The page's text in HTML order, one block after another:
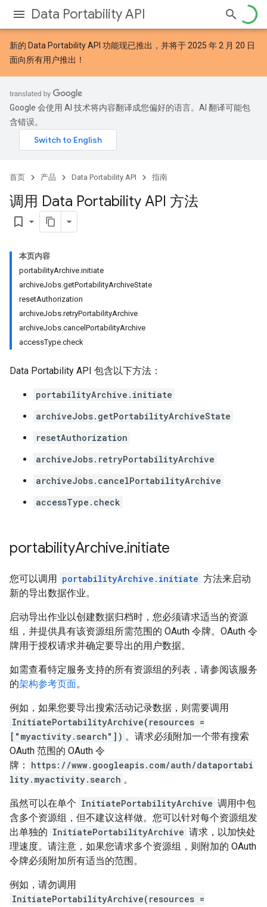
Data Portability API
新的 Data Portability API 功能现已推出，并将于 2025 年 2 月 20 日
面向所有用户推出！
Google 会使用 AI 技术将内容翻译成您偏好的语言。AI 翻译可能包
含错误。
首页 产品 Data Portability API 指南
调用 Data Portability API 方法
bookmark_border
本页内容
portabilityArchive.initiate
archiveJobs.getPortabilityArchiveState
resetAuthorization
archiveJobs.retryPortabilityArchive
archiveJobs.cancelPortabilityArchive
accessType.check
Data Portability API 包含以下方法：
portabilityArchive.initiate
archiveJobs.getPortabilityArchiveState
resetAuthorization
archiveJobs.retryPortabilityArchive
archiveJobs.cancelPortabilityArchive
accessType.check
portabilityArchive.initiate
您可以调用 portabilityArchive.initiate 方法来启动
新的导出数据作业。
启动导出作业以创建数据归档时，您必须请求适当的资源
组，并提供具有该资源组所需范围的 OAuth 令牌。OAuth 令
牌用于授权请求并确定要导出的用户数据。
如需查看特定服务支持的所有资源组的列表，请参阅该服务
的架构参考页面。
例如，如果您要导出搜索活动记录数据，则需要调用
InitiatePortabilityArchive(resources =
["myactivity.search"]) 。请求必须附加一个带有搜索
OAuth 范围的 OAuth 令
牌：
https://www.googleapis.com/auth/dataportabi
lity.myactivity.search 。
虽然可以在单个 InitiatePortabilityArchive 调用中包
含多个资源组，但不建议这样做。您可以针对每个资源组发
出单独的 InitiatePortabilityArchive 请求，以加快处
理速度。请注意，如果您请求多个资源组，则附加的 OAuth
令牌必须附加所有适当的范围。
例如，请勿调用
InitiatePortabilityArchive(resources =